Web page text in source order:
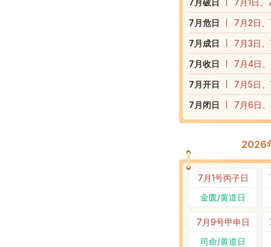
7 月破日
7月1日
7 月危日
7月2日
7 月成日
7月3日
7 月收日
7月4日
7 月开日
7月5日
7 月闭日 7月6日
2026
7月1号丙子日
金匮/黄道日
7月9号甲申日
司命/黄道日